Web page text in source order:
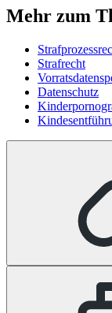
Mehr zum
Strafrecht
Datenschutz